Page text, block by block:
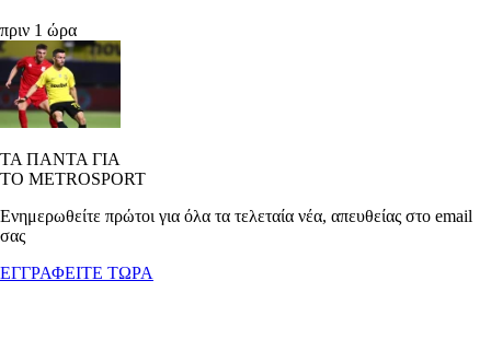
πριν 1 ώρα
ΤΑ ΠΑΝΤΑ ΓΙΑ
ΤΟ METROSPORT
Ενημερωθείτε πρώτοι για όλα τα τελεταία νέα, απευθείας στο email
σας
ΕΓΓΡΑΦΕΙΤΕ ΤΩΡΑ